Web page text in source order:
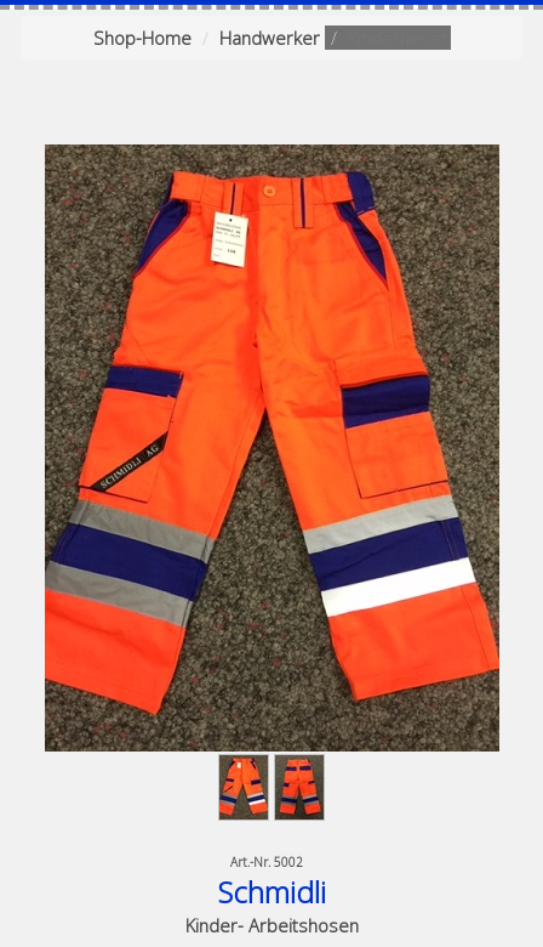
Shop-Home Handwerker
Art.-Nr. 5002
Schmidli
Kinder- Arbeitshosen